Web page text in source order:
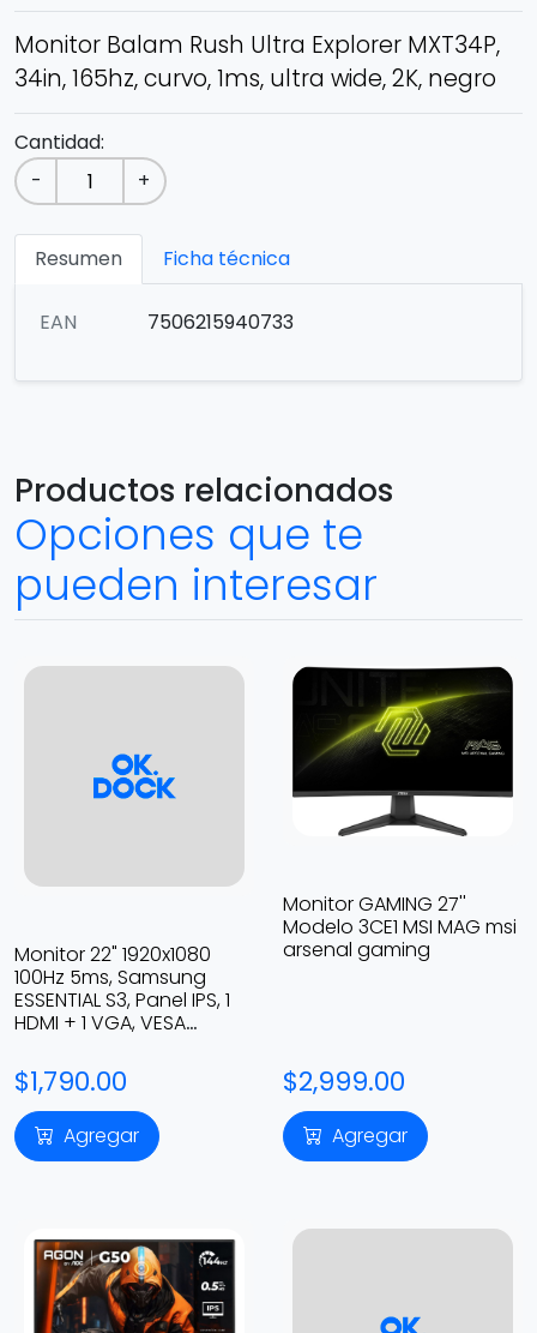
Monitor Balam Rush Ultra Explorer MXT34P,
34in, 165hz, curvo, 1ms, ultra wide, 2K, negro
Cantidad:
-
+
Resumen Ficha técnica
EAN 7506215940733
Productos relacionados
Opciones que te
pueden interesar
Monitor 22" 1920x1080
100Hz 5ms, Samsung
ESSENTIAL S3, Panel IPS, 1
HDMI + 1 VGA, VESA
$1,790.00
Agregar
Monitor GAMING 27''
Modelo 3CE1 MSI MAG msi
arsenal gaming
$2,999.00
Agregar